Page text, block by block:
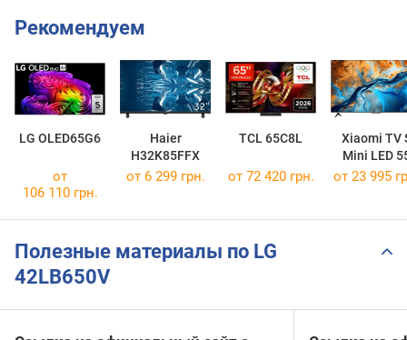
Рекомендуем
LG OLED65G6
Haier
H32K85FFX
TCL 65C8L
Xiaomi TV
Mini LED
2025
от
106 110 грн.
от 6 299 грн. от 72 420 грн. от 23 995
Полезные материалы по LG
42LB650V